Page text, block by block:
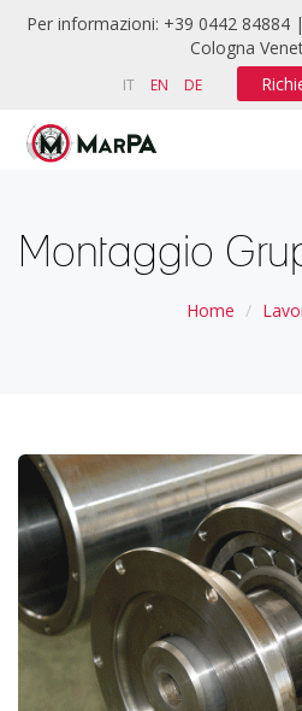
Per informazioni: +39 0442 84884
Cologna
IT EN DE
Montaggio
Home